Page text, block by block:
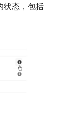
状态，包括